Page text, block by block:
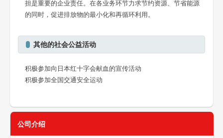
担是重要的企业责任。在各业务环节力求节约资源、节省能源
的同时，促进排放物的最小化和再循环利用。
其他的社会公益活动
积极参加向日本红十字会献血的宣传活动
积极参加全国交通安全运动
公司介绍